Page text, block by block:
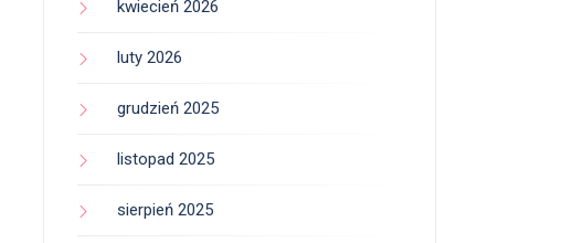
kwiecień 2026
luty 2026
grudzień 2025
listopad 2025
sierpień 2025